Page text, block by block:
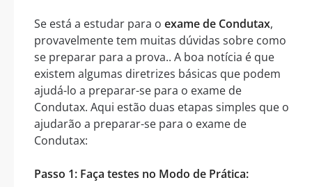
Se está a estudar para o exame de Condutax,
provavelmente tem muitas dúvidas sobre como
se preparar para a prova.. A boa notícia é que
existem algumas diretrizes básicas que podem
ajudá-lo a preparar-se para o exame de
Condutax. Aqui estão duas etapas simples que o
ajudarão a preparar-se para o exame de
Condutax:
Passo 1: Faça testes no Modo de Prática: